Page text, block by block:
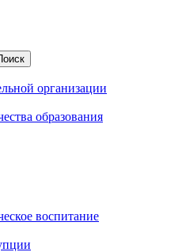
организации
образования
воспитание